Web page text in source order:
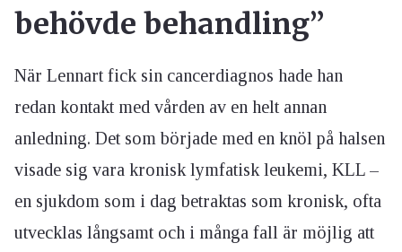
behövde behandling”
När Lennart fick sin cancerdiagnos hade han
redan kontakt med vården av en helt annan
anledning. Det som började med en knöl på halsen
visade sig vara kronisk lymfatisk leukemi, KLL –
en sjukdom som i dag betraktas som kronisk, ofta
utvecklas långsamt och i många fall är möjlig att